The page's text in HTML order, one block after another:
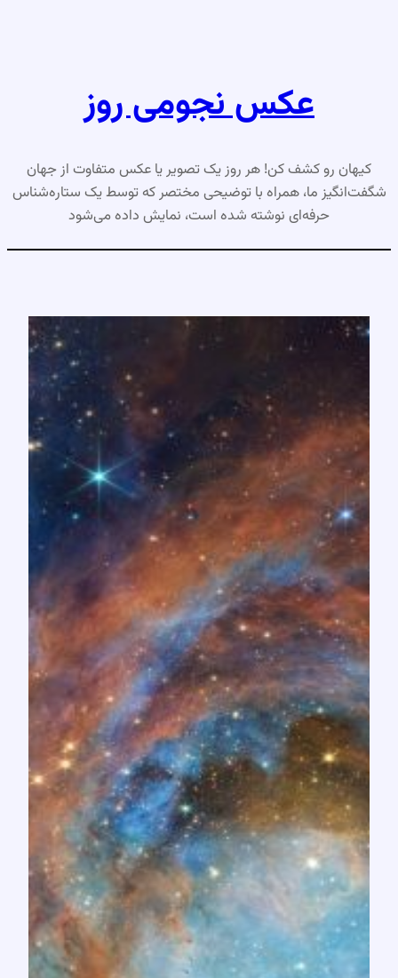
عکس نجومی روز
کیهان رو کشف کن! هر روز یک تصویر یا عکس متفاوت از جهان
شگفت‌انگیز ما، همراه با توضیحی مختصر که توسط یک ستاره‌شناس
حرفه‌ای نوشته شده است، نمایش داده می‌شود